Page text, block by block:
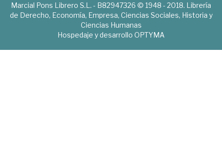
Marcial Pons Librero S.L. - B82947326 © 1948 - 2018. Librería
de Derecho, Economía, Empresa, Ciencias Sociales, Historia y
Ciencias Humanas
Hospedaje y desarrollo OPTYMA